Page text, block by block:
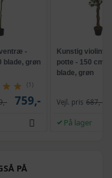
-
blade, grøn
(1)
759,-
Kunstig
potte - 150 cm,
blade, grøn
Vejl. pris 687,-
På lager
PÅ